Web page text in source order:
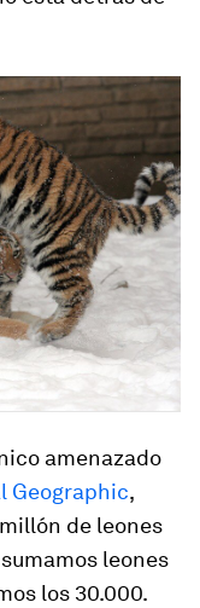
amenazado
Geographic,
de leones
leones
los 30.000.